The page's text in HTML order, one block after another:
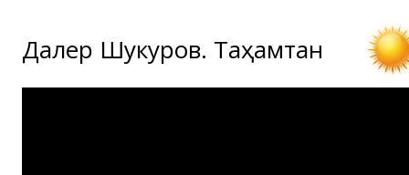
Далер Шукуров. Таҳамтан